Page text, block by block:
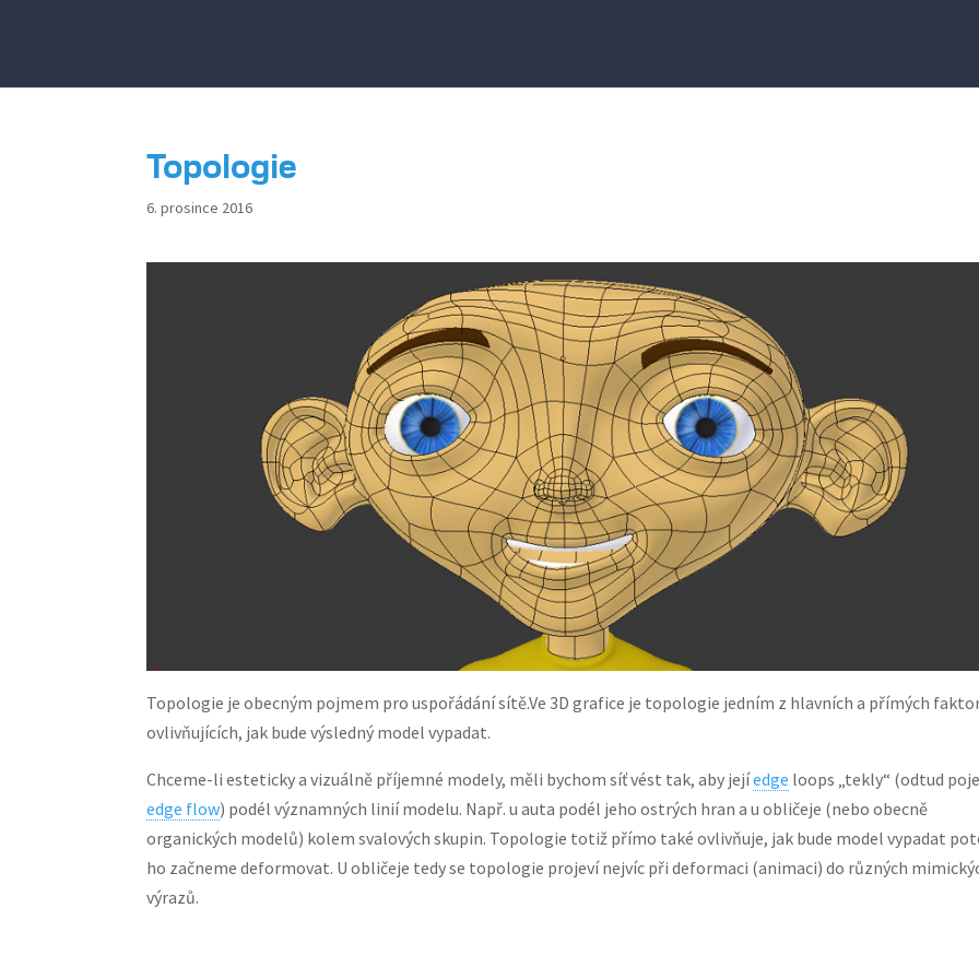
Topologie
6. prosince 2016
Topologie je obecným pojmem pro uspořádání sítě.Ve 3D grafice je topologie jedním z hlavních a přímých
ovlivňujících, jak bude výsledný model vypadat.
Chceme-li esteticky a vizuálně příjemné modely, měli bychom síť vést tak, aby jejíedge loops „tekly“ (odtud
edge flow) podél významných linií modelu. Např. u auta podél jeho ostrých hran a u obličeje (nebo obecně
organických modelů) kolem svalových skupin. Topologie totiž přímo také ovlivňuje, jak bude model vypadat
ho začneme deformovat. U obličeje tedy se topologie projeví nejvíc při deformaci (animaci) do různých
výrazů.